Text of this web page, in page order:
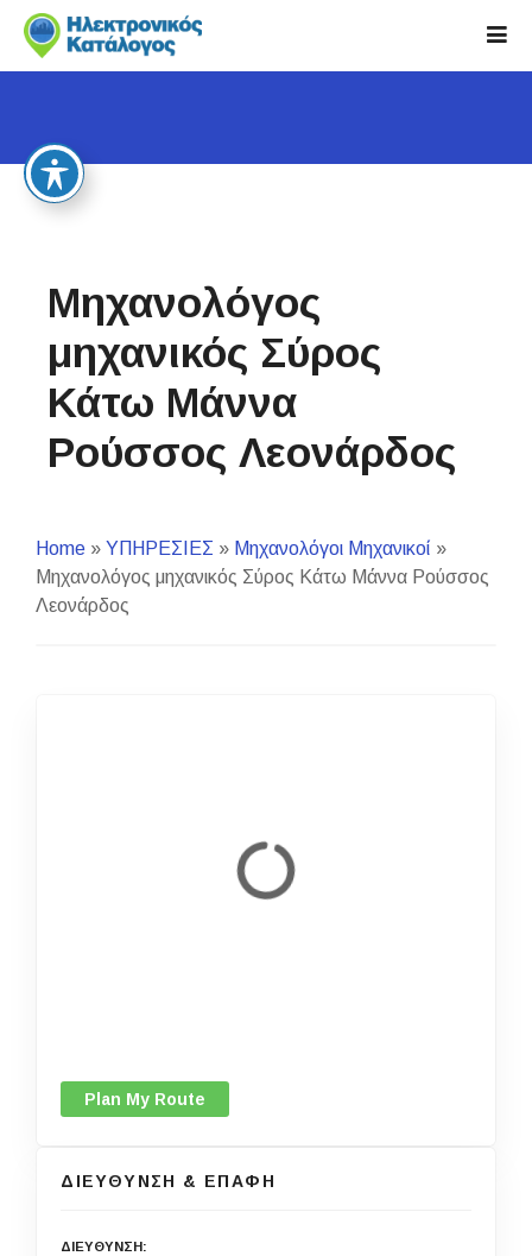
i
Μηχανολόγος
μηχανικός Σύρος
Κάτω Μάννα
Ρούσσος Λεονάρδος
Home » ΥΠΗΡΕΣΙΕΣ » Μηχανολόγοι Μηχανικοί »
Μηχανολόγος μηχανικός Σύρος Κάτω Μάννα Ρούσσος
Λεονάρδος
Plan My Route
ΔΙΕΥΘΥΝΣΗ & ΕΠΑΦΗ
ΔΙΕΥΘΥΝΣΗ